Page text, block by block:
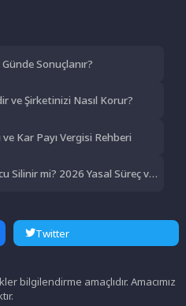
Sonuçlanır?
ve Şirketinizi Nasıl Korur?
Kar Payı Vergisi Rehberi
Silinir mi? 2026 Yasal Süreç ve
Twitter
bilgilendirme amaçlıdır. Amacımız